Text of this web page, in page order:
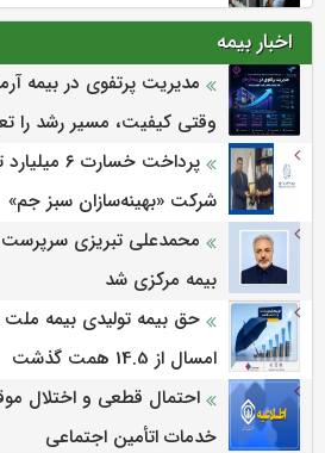
اخبار بیمه
مدیریت پرتفوی در بیمه
وقتی کیفیت، مسیر رشد را
پرداخت
شرکت «بهینه‌سازان سبز جم»
محمدعلی تبریزی سرپرست
بیمه مركزی شد
حق بیمه تولیدی بیمه
امسال از 14.5 همت گذشت
احتمال قطعی و اختلال
خدمات اتأمین اجتماعی